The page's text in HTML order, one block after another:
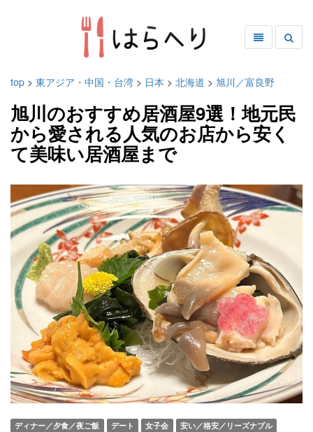
top > 東アジア・中国・台湾 > 日本 > 北海道 > 旭川／富良野
旭川のおすすめ居酒屋9選！地元民
から愛される人気のお店から安く
て美味い居酒屋まで
ディナー／夕食／夜ご飯 デート 女子会
安い／格安／リーズナブル